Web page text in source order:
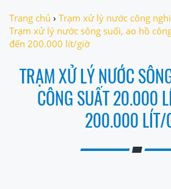
Trang chủ › Trạm xử lý nước công
Trạm xử lý nước sông suối, ao hồ
đến 200.000 lít/giờ
TRẠM XỬ LÝ NƯỚC
CÔNG SUẤT 20.000
200.000 LÍT/